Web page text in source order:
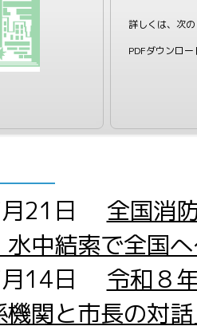
詳しくは、次
PDFダウンロー
月21日 全国消
水中結索で全国
月14日 令和８
機関と市長の対